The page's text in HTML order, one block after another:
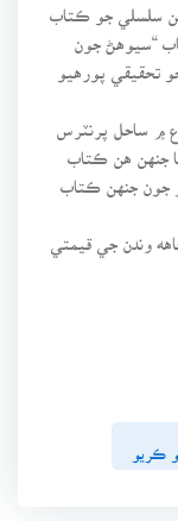
سلسلي جو ڪتاب
“سيوهڻ جون
تحقيقي پورهيو
هي ڪتاب سچائي اشاعت گهر دڙو پاران 2014ع ۾ ساحل پرنٽرس
جنهن هن ڪتاب
جون جنهن ڪتاب
وندن جي قيمتي
ڪريو